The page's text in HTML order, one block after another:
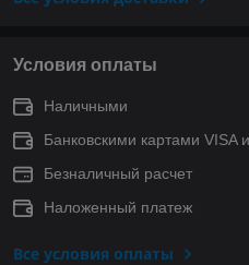
Условия оплаты
Наличными
Банковскими картами VISA
Безналичный расчет
Наложенный платеж
Все условия оплаты